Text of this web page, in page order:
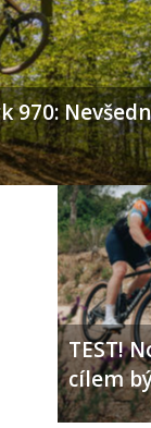
970:
TEST!
cílem